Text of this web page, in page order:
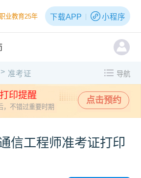
业教育25年 下载APP 小程序
> 准考证 导航
印提醒
，不错过重要时期
点击预约
信工程师准考证打印